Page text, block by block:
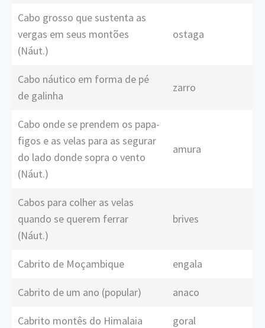
Cabo grosso que sustenta as
vergas em seus montões
(Náut.)
ostaga
Cabo náutico em forma de pé
de galinha
zarro
Cabo onde se prendem os papa-
figos e as velas para as segurar
do lado donde sopra o vento
(Náut.)
amura
Cabos para colher as velas
quando se querem ferrar
(Náut.)
brives
Cabrito de Moçambique engala
Cabrito de um ano (popular) anaco
Cabrito montês do Himalaia goral